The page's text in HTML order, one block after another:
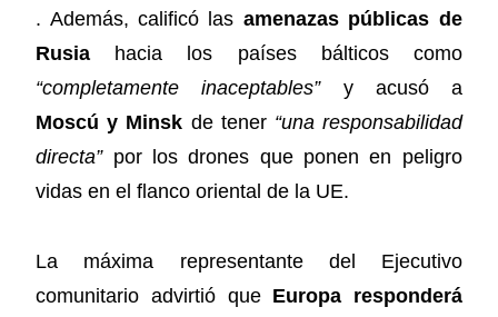
. Además, calificó las amenazas públicas de
Rusia hacia los países bálticos como
“completamente inaceptables”y acusó a
Moscú y Minsk de tener “una responsabilidad
directa”por los drones que ponen en peligro
vidas en el flanco oriental de la UE.
La máxima representante del Ejecutivo
comunitario advirtió que Europa responderá